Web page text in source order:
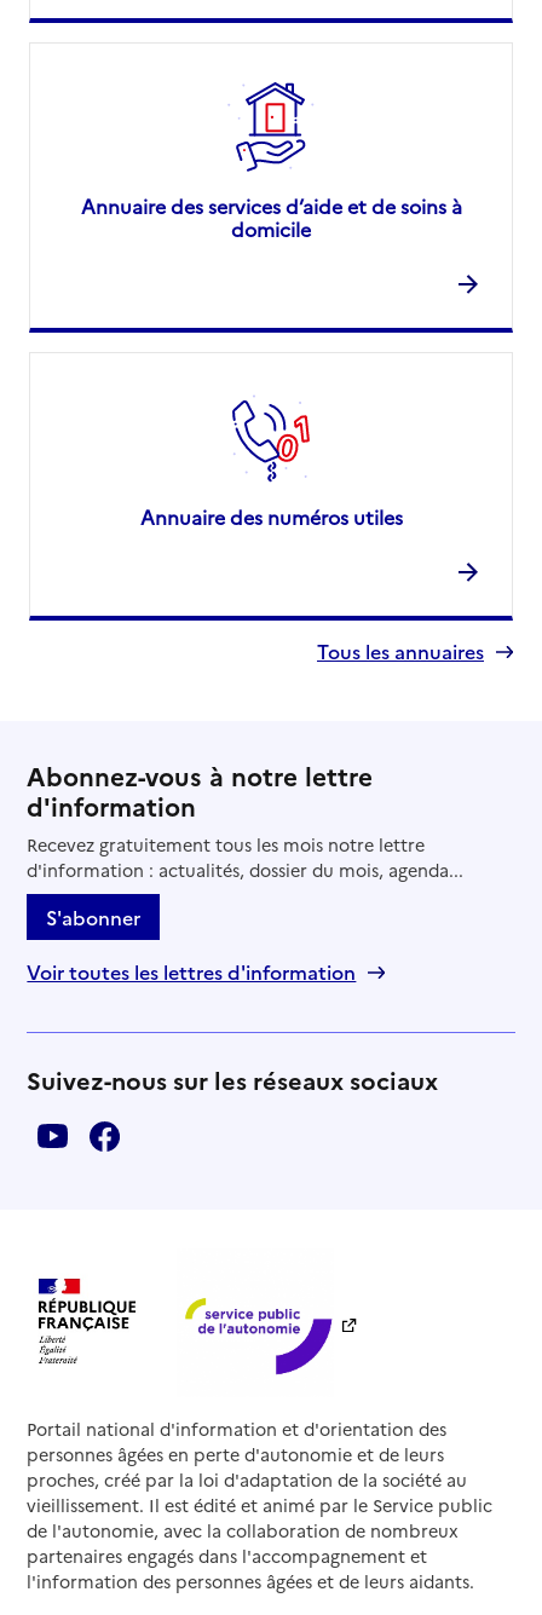
Annuaire des services d’aide et de soins à
domicile
Annuaire des numéros utiles
Tous les annuaires
Abonnez-vous à notre lettre
d'information
Recevez gratuitement tous les mois notre lettre
d'information : actualités, dossier du mois, agenda...
S'abonner
Voir toutes les lettres d'information
Suivez-nous sur les réseaux sociaux
Portail national d'information et d'orientation des
personnes âgées en perte d'autonomie et de leurs
proches, créé par la loi d'adaptation de la société au
vieillissement. Il est édité et animé par le Service public
de l'autonomie, avec la collaboration de nombreux
partenaires engagés dans l'accompagnement et
l'information des personnes âgées et de leurs aidants.